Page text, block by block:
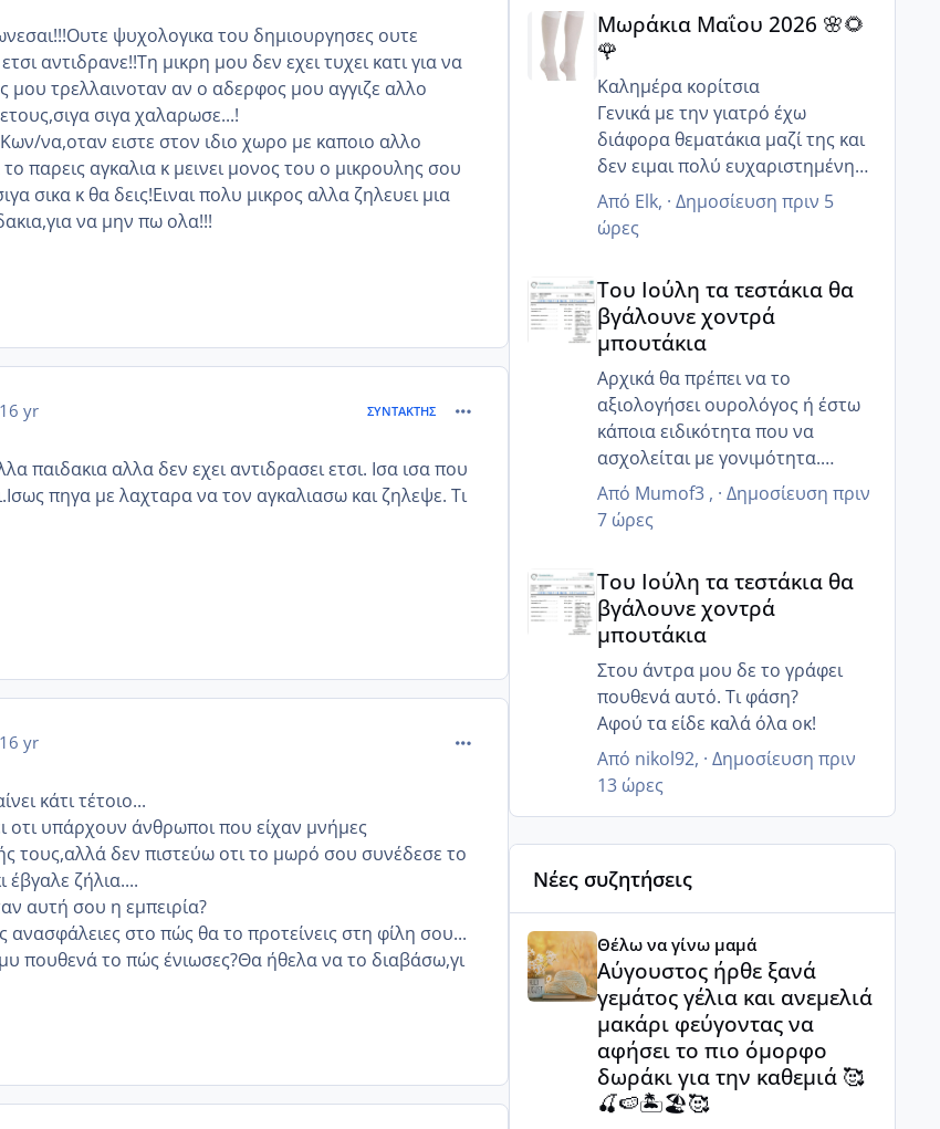
ψυχολογικα του δημιουργησες ουτε
αντιδρανε!!Τη μικρη μου δεν εχει τυχει κατι για να
μου τρελλαινοταν αν ο αδερφος μου αγγιζε αλλο
σιγα χαλαρωσε...!
να,οταν ειστε στον ιδιο χωρο με καποιο αλλο
παρεις αγκαλια κ μεινει μονος του ο μικρουλης σου
σικα κ θα δεις!Ειναι πολυ μικρος αλλα ζηλευει μια
να μην πω ολα!!!
16 yr ΣΥΝΤΆΚΤΗΣ comment_507724
παιδακια αλλα δεν εχει αντιδρασει ετσι. Ισα ισα που
πηγα με λαχταρα να τον αγκαλιασω και ζηλεψε. Τι
16 yr comment_507750
κάτι τέτοιο...
οτι υπάρχουν άνθρωποι που είχαν μνήμες
τους,αλλά δεν πιστεύω οτι το μωρό σου συνέδεσε το
ζήλια....
αυτή σου η εμπειρία?
ανασφάλειες στο πώς θα το προτείνεις στη φίλη σου...
πουθενά το πώς ένιωσες?Θα ήθελα να το διαβάσω,γι
Μωράκια Μαΐου 2026 🌸🌻🌹
Μωράκια Μαΐου 2026 🌸🌻
🌹
Καλημέρα κορίτσια
Γενικά με την γιατρό έχω
διάφορα θεματάκια μαζί της και
δεν ειμαι πολύ ευχαριστημένη
αλλά τουλάχιστον στο κομμάτι
θηλασμός είναι καλή δεν
προωθεί καθόλου το ξένο γάλα
Ααα ωραία τώρα που δεν έχετε
και πολύ δουλειά είστε κάπως
πιο χαλαροί θα πάρει και το
9μηνο τον Σεπτέμβρη θα είναι
και η μεγάλη στο σχολείο οπότε
μια χαρά !θα πάτε και διακοπες
ειχες πει ;
και εμένα έχει σταματήσει την
δουλειά ο άντρας μου και
είμαστε όλοι μαζί την Τρίτη
πήγα εχτές παράγγειλα και της
τούρτες τα έχω κανονίσει όλα
περιμένουν πως και πως 😂
Από Elk, · Δημοσίευση πριν 5
ώρες
Του Ιούλη τα τεστάκια θα
βγάλουνε χοντρά
μπουτάκια
Αρχικά θα πρέπει να το
αξιολογήσει ουρολόγος ή έστω
κάποια ειδικότητα που να
ασχολείται με γονιμότητα.
😊
Από Mumof3 , · Δημοσίευση πριν
7 ώρες
Του Ιούλη τα τεστάκια θα
βγάλουνε χοντρά
μπουτάκια
Στου άντρα μου δε το γράφει
πουθενά αυτό. Τι φάση?
Αφού τα είδε καλά όλα οκ!
Από nikol92, · Δημοσίευση πριν
13 ώρες
Νέες συζητήσεις
Αύγουστος ήρθε ξανά γεμάτος γέλια και
Θέλω να γίνω μαμά
Αύγουστος ήρθε ξανά
γεμάτος γέλια και ανεμελιά
μακάρι φεύγοντας να
αφήσει το πιο όμορφο
δωράκι για την καθεμιά 🥰
🍒🍉🏝️🏖️🥰